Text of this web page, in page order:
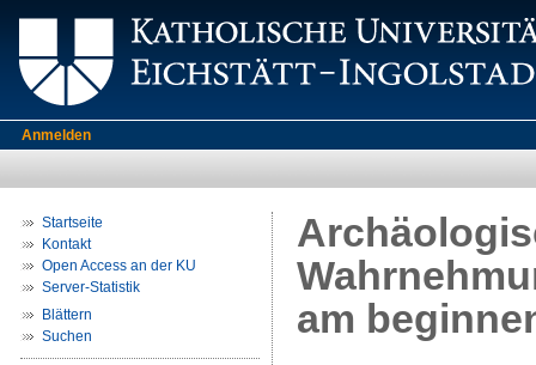
Anmelden
Startseite
Kontakt
Open Access an der KU
Server-Statistik
Blättern
Suchen
am